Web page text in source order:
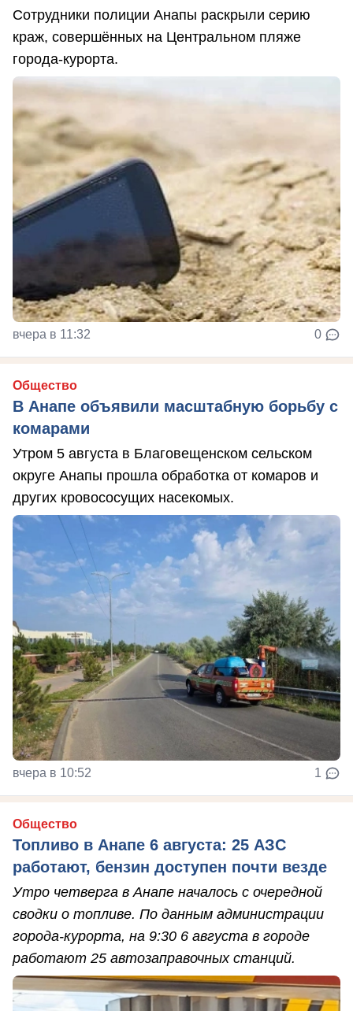
Сотрудники полиции Анапы раскрыли серию
краж, совершённых на Центральном пляже
города-курорта.
вчера в 11:32 0
Общество
В Анапе объявили масштабную борьбу с
комарами
Утром 5 августа в Благовещенском сельском
округе Анапы прошла обработка от комаров и
других кровососущих насекомых.
вчера в 10:52 1
Общество
Топливо в Анапе 6 августа: 25 АЗС
работают, бензин доступен почти везде
Утро четверга в Анапе началось с очередной
сводки о топливе. По данным администрации
города-курорта, на 9:30 6 августа в городе
работают 25 автозаправочных станций.